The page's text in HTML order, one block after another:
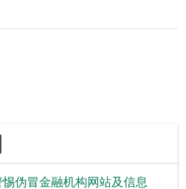
伪冒金融机构网站及信息